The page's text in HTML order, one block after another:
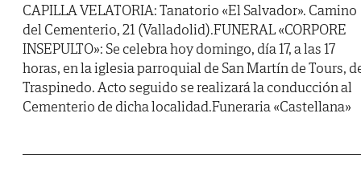
CAPILLA VELATORIA: Tanatorio «El Salvador». Camino
del Cementerio, 21 (Valladolid).FUNERAL «CORPORE
INSEPULTO»: Se celebra hoy domingo, día 17, a las 17
horas, en la iglesia parroquial de San Martín de Tours,
Traspinedo. Acto seguido se realizará la conducción al
Cementerio de dicha localidad.Funeraria «Castellana»